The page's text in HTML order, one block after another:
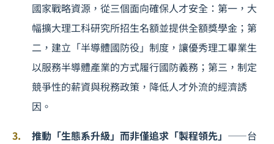
國家戰略資源 ，從三個面向確保人才安全：第一，大
幅擴大理工科研究所招生名額並提供全額獎學金；第
二，建立「半導體國防役」制度，讓優秀理工畢業生
以服務半導體產業的方式履行國防義務；第三，制定
競爭性的薪資與稅務政策，降低人才外流的經濟誘
因。
推動「生態系升級」而非僅追求「製程領先」 ——台